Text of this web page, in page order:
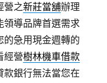
營之新莊當舖辦理
領導品牌首選需求
的急用現金週轉的
經營樹林機車借款
款銀行無法當您在